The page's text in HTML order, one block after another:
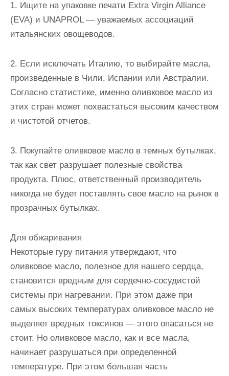
1. Ищите на упаковке печати Extra Virgin Alliance
(EVA) и UNAPROL — уважаемых ассоциаций
итальянских овощеводов.
2. Если исключать Италию, то выбирайте масла,
произведенные в Чили, Испании или Австралии.
Согласно статистике, именно оливковое масло из
этих стран может похвастаться высоким качеством
и чистотой отчетов.
3. Покупайте оливковое масло в темных бутылках,
так как свет разрушает полезные свойства
продукта. Плюс, ответственный производитель
никогда не будет поставлять свое масло на рынок в
прозрачных бутылках.
Для обжаривания
Некоторые гуру питания утверждают, что
оливковое масло, полезное для нашего сердца,
становится вредным для сердечно-сосудистой
системы при нагревании. При этом даже при
самых высоких температурах оливковое масло не
выделяет вредных токсинов — этого опасаться не
стоит. Но оливковое масло, как и все масла,
начинает разрушаться при определенной
температуре. При этом большая часть